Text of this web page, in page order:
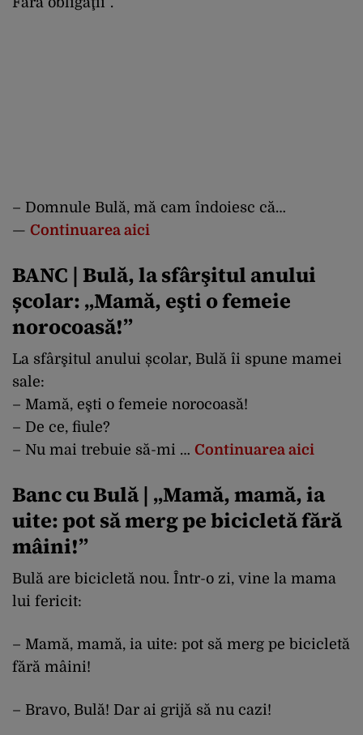
– Domnule Bulă, mă cam îndoiesc că…
— Continuarea aici
BANC | Bulă, la sfârşitul anului
școlar: „Mamă, eşti o femeie
norocoasă!”
La sfârşitul anului școlar, Bulă îi spune mamei
sale:
– Mamă, eşti o femeie norocoasă!
– De ce, fiule?
– Nu mai trebuie să-mi … Continuarea aici
Banc cu Bulă | „Mamă, mamă, ia
uite: pot să merg pe bicicletă fără
mâini!”
Bulă are bicicletă nou. Într-o zi, vine la mama
lui fericit:
– Mamă, mamă, ia uite: pot să merg pe bicicletă
fără mâini!
– Bravo, Bulă! Dar ai grijă să nu cazi!